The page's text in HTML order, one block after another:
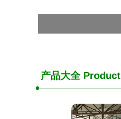
产品大全Product